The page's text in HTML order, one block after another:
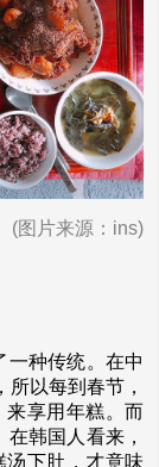
(图片来源：ins)
种传统。在中
所以每到春节，
来享用年糕。而
韩国人看来，
汤下肚，才意味